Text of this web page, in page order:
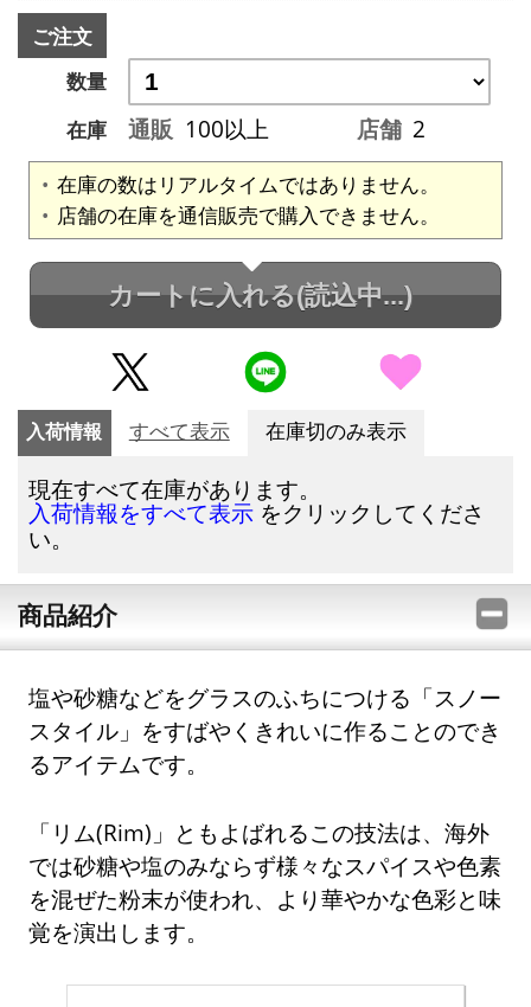
ご注文
数量
在庫
通販 100以上 店舗 2
在庫の数はリアルタイムではありません。
店舗の在庫を通信販売で購入できません。
カートに入れる(読込中...)
入荷情報 すべて表示 在庫切のみ表示
現在すべて在庫があります。
入荷情報をすべて表示 をクリックしてくださ
い。
商品紹介
塩や砂糖などをグラスのふちにつける「スノー
スタイル」をすばやくきれいに作ることのでき
るアイテムです。
「リム(Rim)」ともよばれるこの技法は、海外
では砂糖や塩のみならず様々なスパイスや色素
を混ぜた粉末が使われ、より華やかな色彩と味
覚を演出します。